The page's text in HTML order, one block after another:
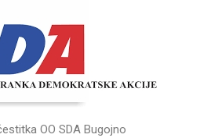
OO SDA Bugojno